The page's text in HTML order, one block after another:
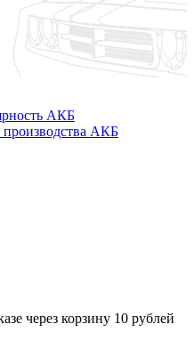
АКБ
производства АКБ
через корзину 10 рублей